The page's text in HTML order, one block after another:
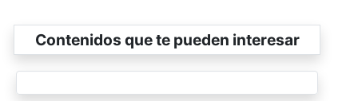
Contenidos que te pueden interesar